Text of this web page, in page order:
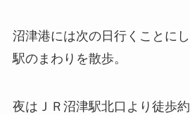
沼津港には次の日行くことに
駅のまわりを散歩。
夜はＪＲ沼津駅北口より徒歩約